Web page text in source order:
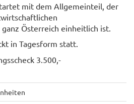
mit dem Allgemeinteil, der
Österreich einheitlich ist.
in Tagesform statt.
3.500,-